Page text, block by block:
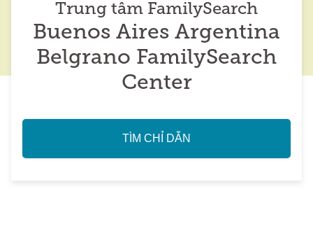
Trung tâm FamilySearch
Buenos Aires Argentina
Belgrano FamilySearch
Center
TÌM CHỈ DẪN